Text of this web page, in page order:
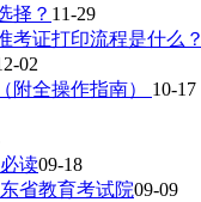
择？ 11-29
考证打印流程是什么？
02
附全操作指南） 10-17
读09-18
省教育考试院09-09